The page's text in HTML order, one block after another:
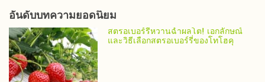
อันดับบทความยอดนิยม
สตรอเบอร์รี่หวานฉ่ำผลโต! เอกลักษณ์
และวิธีเลือกสตรอเบอร์รี่ของโทโฮคุ